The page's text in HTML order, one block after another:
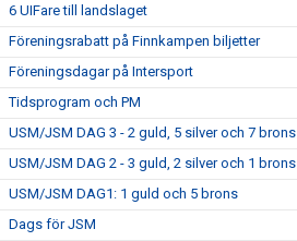
6 UIFare till landslaget
Föreningsrabatt på Finnkampen biljetter
Föreningsdagar på Intersport
Tidsprogram och PM
USM/JSM DAG 3 - 2 guld, 5 silver och 7 brons
USM/JSM DAG 2 - 3 guld, 2 silver och 1 brons
USM/JSM DAG1: 1 guld och 5 brons
Dags för JSM